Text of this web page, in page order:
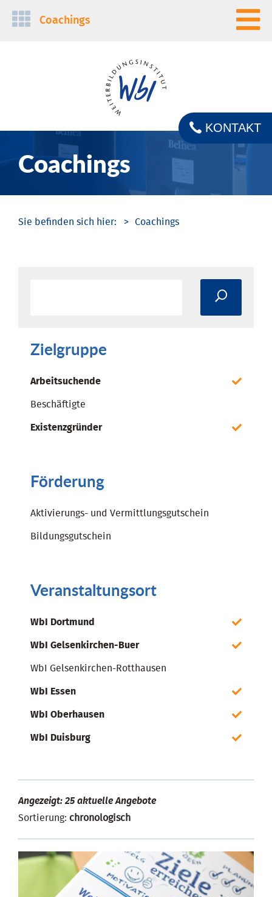
Navigation
Coachings
Coachings
KONTAKT
Coachings
Zielgruppe
Arbeitsuchende
Beschäftigte
Existenzgründer
Förderung
Aktivierungs- und Vermittlungsgutschein
Bildungsgutschein
Veranstaltungsort
WbI Dortmund
WbI Gelsenkirchen-Buer
WbI Gelsenkirchen-Rotthausen
WbI Essen
WbI Oberhausen
WbI Duisburg
Angezeigt: 25 aktuelle Angebote
Sortierung: chronologisch